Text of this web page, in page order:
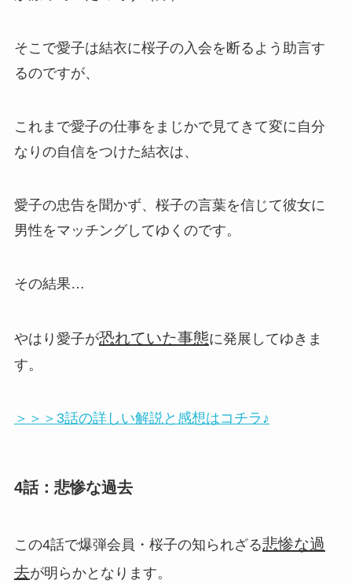
そこで愛子は結衣に桜子の入会を断るよう助言す
るのですが、
これまで愛子の仕事をまじかで見てきて変に自分
なりの自信をつけた結衣は、
愛子の忠告を聞かず、桜子の言葉を信じて彼女に
男性をマッチングしてゆくのです。
その結果…
やはり愛子が恐れていた事態に発展してゆきま
す。
＞＞＞3話の詳しい解説と感想はコチラ♪
4話：悲惨な過去
この4話で爆弾会員・桜子の知られざる悲惨な過
去が明らかとなります。